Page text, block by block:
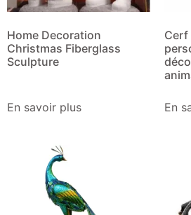
Home Decoration
Christmas Fiberglass
Sculpture
En savoir plus
Cerf
En